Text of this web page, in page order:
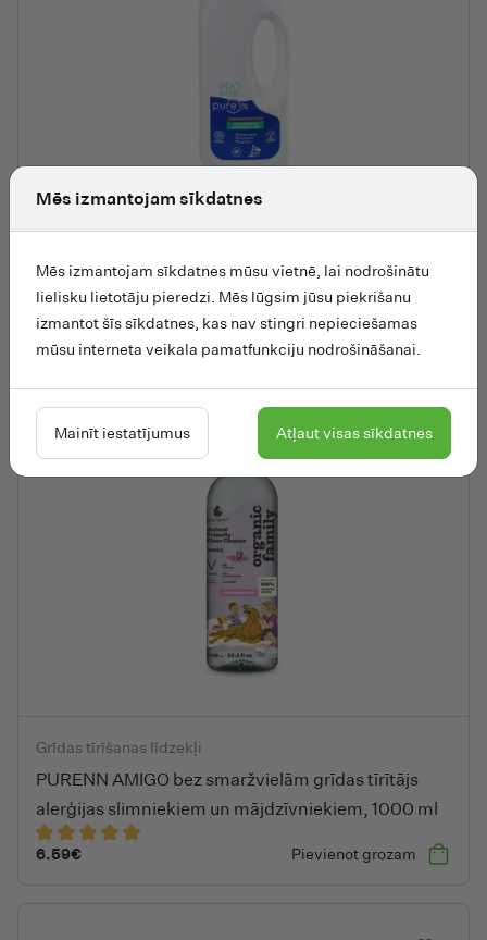
PROBIOTIC PURE koncentrēts dabīgs bezsmaržas grīdas
PROBIOTIC PURE koncentrēts dabīgs bezsmaržas
grīdas tīrīšanas līdzeklis ar probiotikām, 900 ml
9.95€ Lasīt vairāk
Grīdas tīrīšanas līdzekļi
PURENN AMIGO bez smaržvielām grīdas tīrītājs
alerģijas slimniekiem un mājdzīvniekiem, 1000 ml
6.59€ Pievienot grozam
Mēs izmantojam sīkdatnes
Mēs izmantojam sīkdatnes mūsu vietnē, lai nodrošinātu
lielisku lietotāju pieredzi. Mēs lūgsim jūsu piekrišanu
izmantot šīs sīkdatnes, kas nav stingri nepieciešamas
mūsu interneta veikala pamatfunkciju nodrošināšanai.
Mainīt iestatījumus Atļaut visas sīkdatnes